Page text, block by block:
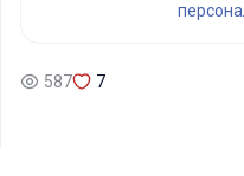
587 7